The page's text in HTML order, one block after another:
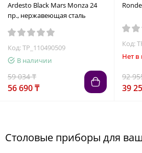
Ardesto Black Mars Monza 24
пр., нержавеющая сталь
Код: TP_110490509
В наличии
59 034 ₸
56 690 ₸
Код:
Нет
92
39
Столовые приборы для